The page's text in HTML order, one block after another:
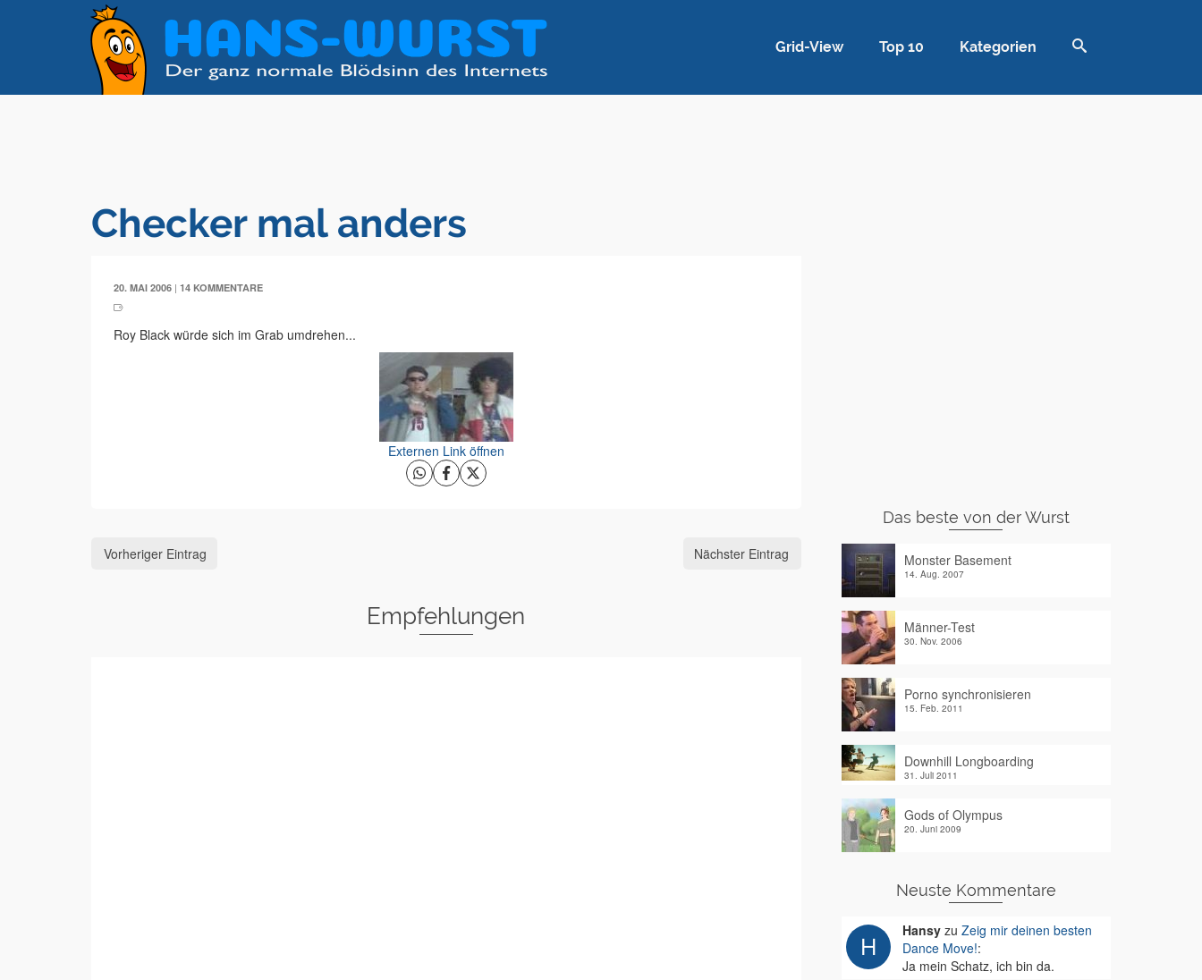
Grid-View Top 10 Kategorien
Checker mal anders
20. MAI 2006 | 14 KOMMENTARE
Roy Black würde sich im Grab umdrehen...
Externen Link öffnen
Vorheriger Eintrag Nächster Eintrag
Empfehlungen
Das beste von der Wurst
Monster Basement
14. Aug. 2007
Männer-Test
30. Nov. 2006
Porno synchronisieren
15. Feb. 2011
Downhill Longboarding
31. Juli 2011
Gods of Olympus
20. Juni 2009
Neuste Kommentare
Hansyzu Zeig mir deinen besten
Dance Move!:
Ja mein Schatz, ich bin da.